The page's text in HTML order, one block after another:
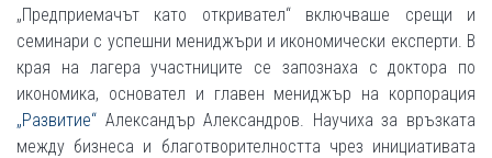
„Предприемачът като откривател“ включваше срещи и
семинари с успешни мениджъри и икономически експерти. В
края на лагера участниците се запознаха с доктора по
икономика, основател и главен мениджър на корпорация
„Развитие“ Александър Александров. Научиха за връзката
между бизнеса и благотворителността чрез инициативата